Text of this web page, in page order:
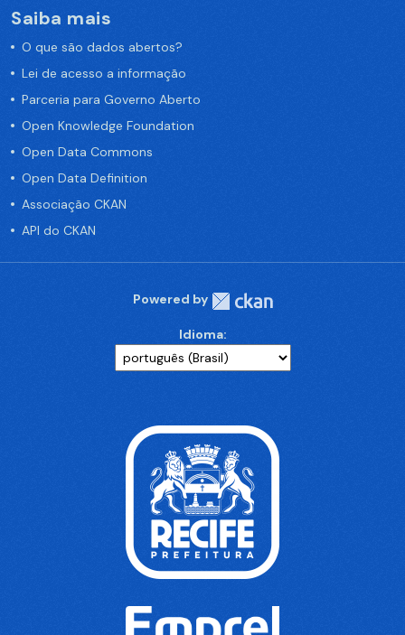
Saiba mais
O que são dados abertos?
Lei de acesso a informação
Parceria para Governo Aberto
Open Knowledge Foundation
Open Data Commons
Open Data Definition
Associação CKAN
API do CKAN
Powered by
Idioma